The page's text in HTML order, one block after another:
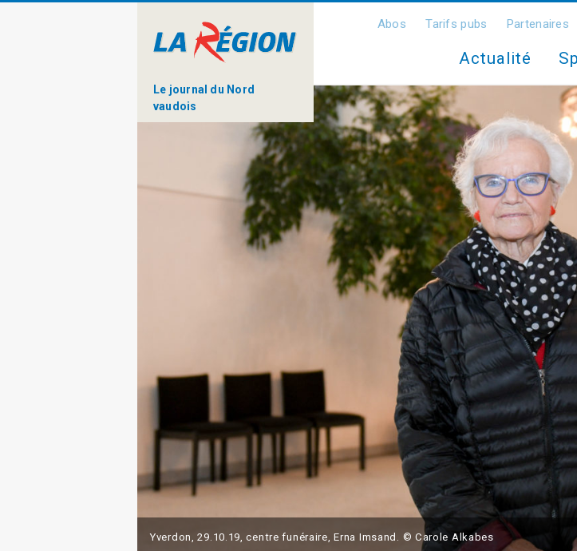
Le journal du Nord
vaudois
Abos Tarifs pubs Partenaires
Actualité
Yverdon, 29.10.19, centre funéraire, Erna Imsand. © Carole Alkabes